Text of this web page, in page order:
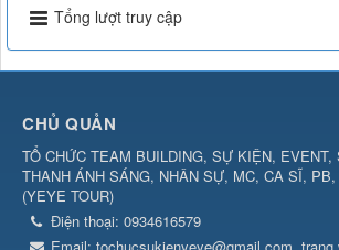
Tổng lượt truy cập
CHỦ QUẢN
TỔ CHỨC TEAM BUILDING, SỰ KIỆN, EVENT,
THANH ÁNH SÁNG, NHÂN SỰ, MC, CA SĨ,
(YEYE TOUR)
Điện thoại: 0934616579
Email: tochucsukienyeye@gmail.com trang